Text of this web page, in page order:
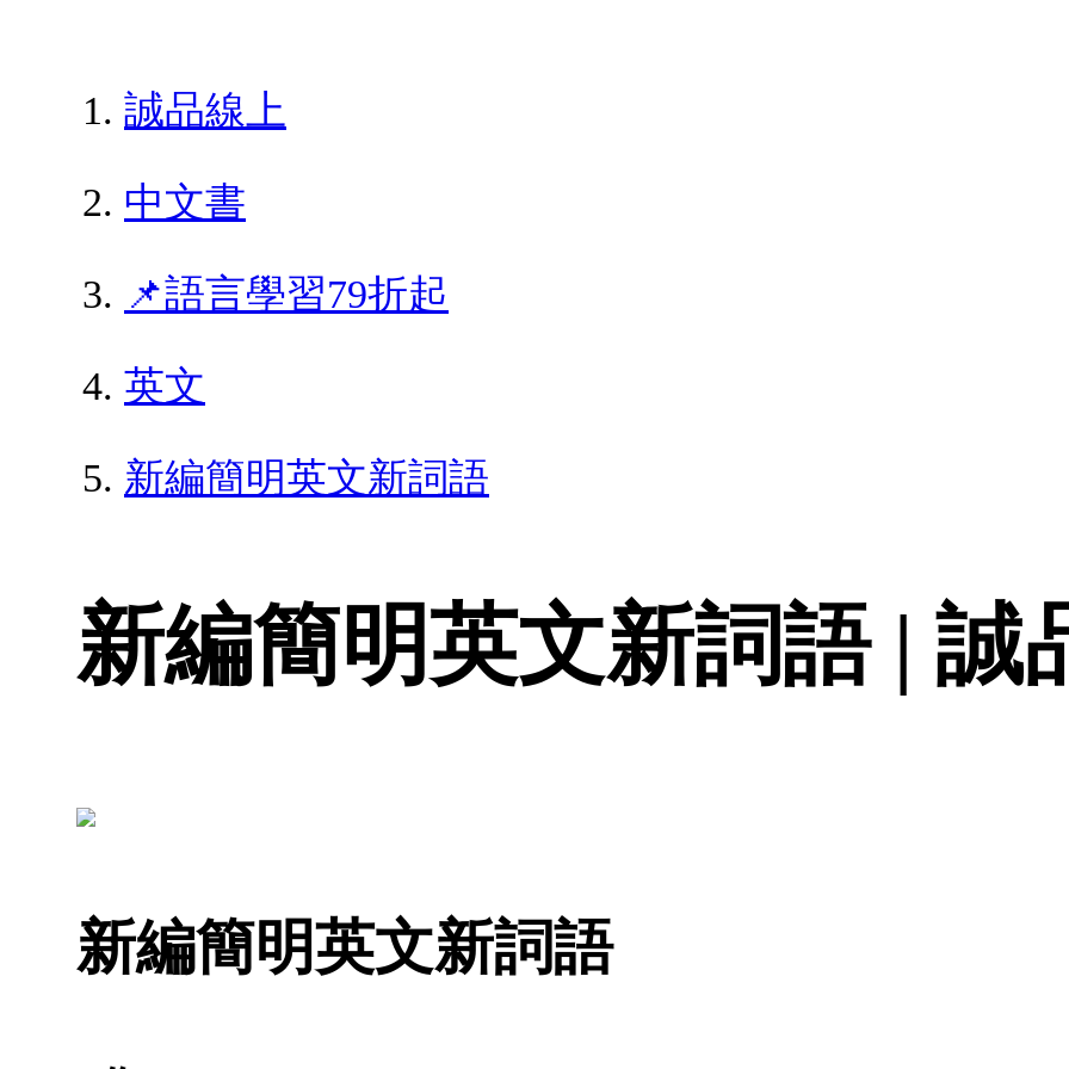
誠品線上
中文書
📌語言學習79折起
英文
新編簡明英文新詞語
新編簡明英文新詞語 | 誠
新編簡明英文新詞語